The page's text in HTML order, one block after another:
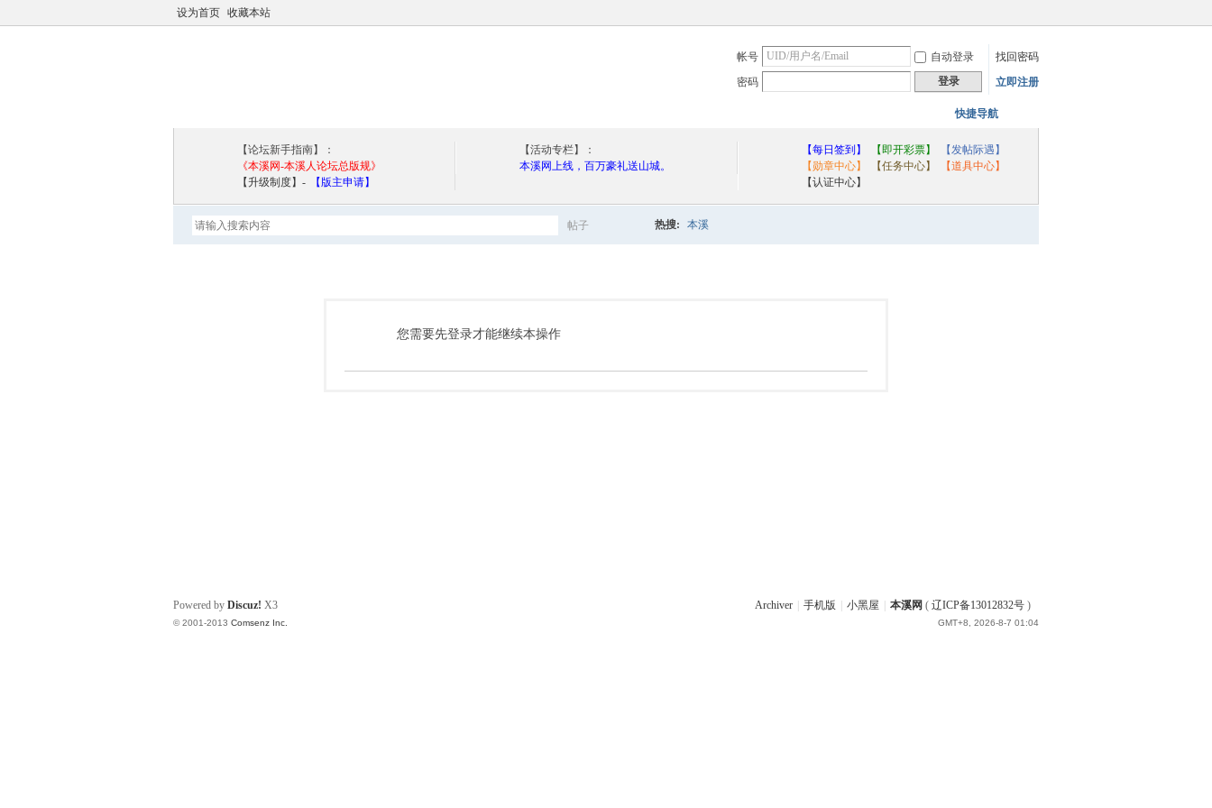
设为首页 收藏本站
帐号 自动登录
找回密码
密码
登录 立即注册
快捷导航
【论坛新手指南】：
《本溪网-本溪人论坛总版规》
【升级制度】-
【版主申请】
【活动专栏】：
本溪网上线，百万豪礼送山城。
【每日签到】 【即开彩票】
【发帖际遇】
【勋章中心】
【任务中心】
【道具中心】
【认证中心】
帖子 热搜: 本溪
您需要先登录才能继续本操作
Archiver | 手机版 | 小黑屋 | 本溪网(辽ICP备13012832号)
GMT+8, 2026-8-7 01:04
Powered by Discuz! X3
© 2001-2013 Comsenz Inc.